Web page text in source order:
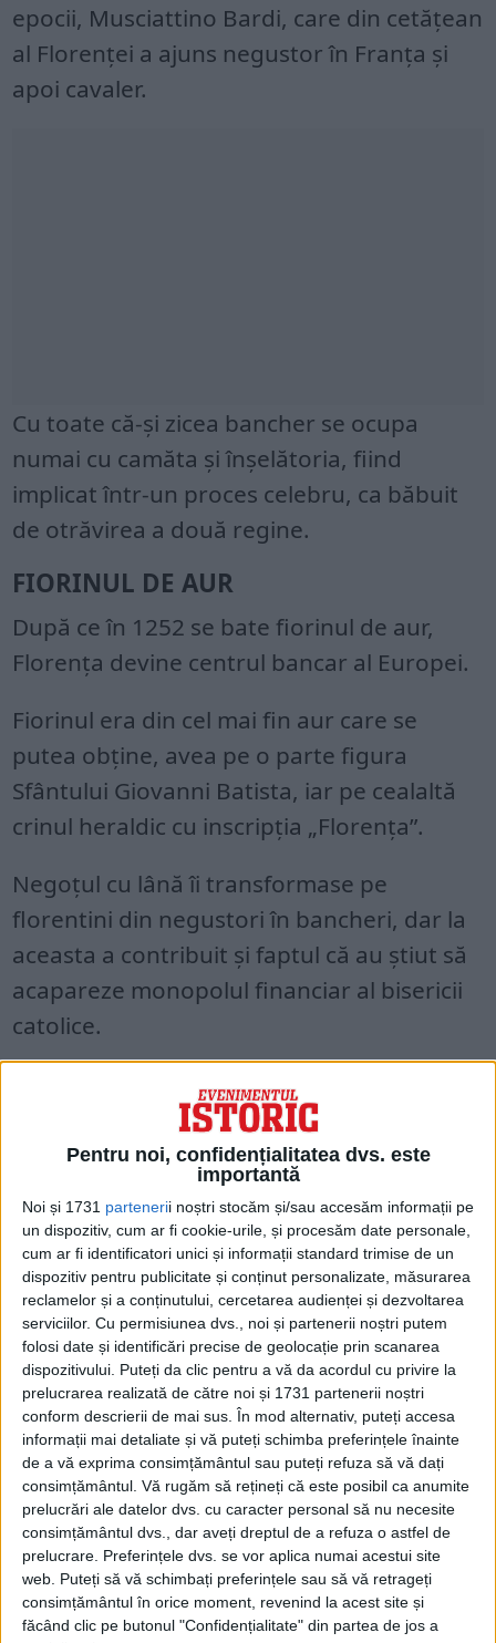
Pentru noi, confidențialitatea dvs. este
importantă
Noi și 1731 partenerii noștri stocăm și/sau accesăm informații pe
un dispozitiv, cum ar fi cookie-urile, și procesăm date personale,
cum ar fi identificatori unici și informații standard trimise de un
dispozitiv pentru publicitate și conținut personalizate, măsurarea
reclamelor și a conținutului, cercetarea audienței și dezvoltarea
serviciilor. Cu permisiunea dvs., noi și partenerii noștri putem
folosi date și identificări precise de geolocație prin scanarea
dispozitivului. Puteți da clic pentru a vă da acordul cu privire la
prelucrarea realizată de către noi și 1731 partenerii noștri
conform descrierii de mai sus. În mod alternativ, puteți accesa
informații mai detaliate și vă puteți schimba preferințele înainte
de a vă exprima consimțământul sau puteți refuza să vă dați
consimțământul. Vă rugăm să rețineți că este posibil ca anumite
prelucrări ale datelor dvs. cu caracter personal să nu necesite
consimțământul dvs., dar aveți dreptul de a refuza o astfel de
prelucrare. Preferințele dvs. se vor aplica numai acestui site
web. Puteți să vă schimbați preferințele sau să vă retrageți
consimțământul în orice moment, revenind la acest site și
făcând clic pe butonul "Confidențialitate" din partea de jos a
epocii, Musciattino Bardi, care din cetățean
al Florenței a ajuns negustor în Franța și
apoi cavaler.
Cu toate că-și zicea bancher se ocupa
numai cu camăta și înșelătoria, fiind
implicat într-un proces celebru, ca băbuit
de otrăvirea a două regine.
FIORINUL DE AUR
După ce în 1252 se bate fiorinul de aur,
Florența devine centrul bancar al Europei.
Fiorinul era din cel mai fin aur care se
putea obține, avea pe o parte figura
Sfântului Giovanni Batista, iar pe cealaltă
crinul heraldic cu inscripția „Florența”.
Negoțul cu lână îi transformase pe
florentini din negustori în bancheri, dar la
aceasta a contribuit și faptul că au știut să
acapareze monopolul financiar al bisericii
catolice.
Astfel, au intrat în legături de faceri cu
Curțile Franței și Angliei, ori cu principii de
Valois.
Regi și principi s-au adresat bancherilor din
Florența, ca Bardi, Spini, Peruzzi, pentru a
obține împrumuturi cu ca să-și poarte
războaiele, să-și întrețină luxul, fastul,
suita, bufonii, falconieii și amantele.